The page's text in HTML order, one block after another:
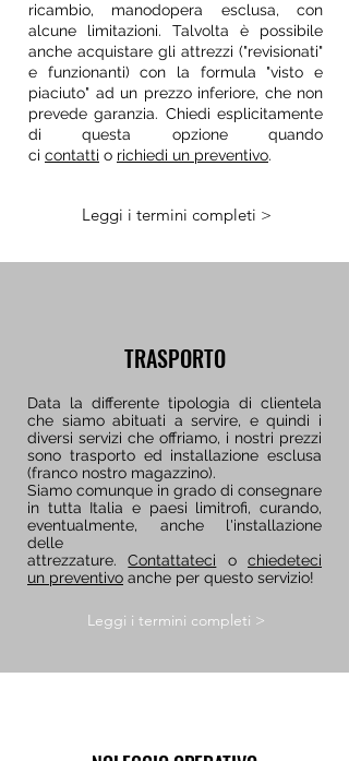
ricambio, manodopera esclusa, con
alcune limitazioni. Talvolta è possibile
anche acquistare gli attrezzi ("revisionati"
e funzionanti) con la formula "visto e
piaciuto" ad un prezzo inferiore, che non
prevede garanzia. Chiedi esplicitamente
di questa opzione quando
ci contatti o richiedi un preventivo.
Leggi i termini completi >
TRASPORTO
Data la differente tipologia di clientela
che siamo abituati a servire, e quindi i
diversi servizi che offriamo, i nostri prezzi
sono trasporto ed installazione esclusa
(franco nostro magazzino).
Siamo comunque in grado di consegnare
in tutta Italia e paesi limitrofi, curando,
eventualmente, anche l'installazione
delle
attrezzature.Contattateci ochiedeteci
un preventivo anche per questo servizio!
Leggi i termini completi >